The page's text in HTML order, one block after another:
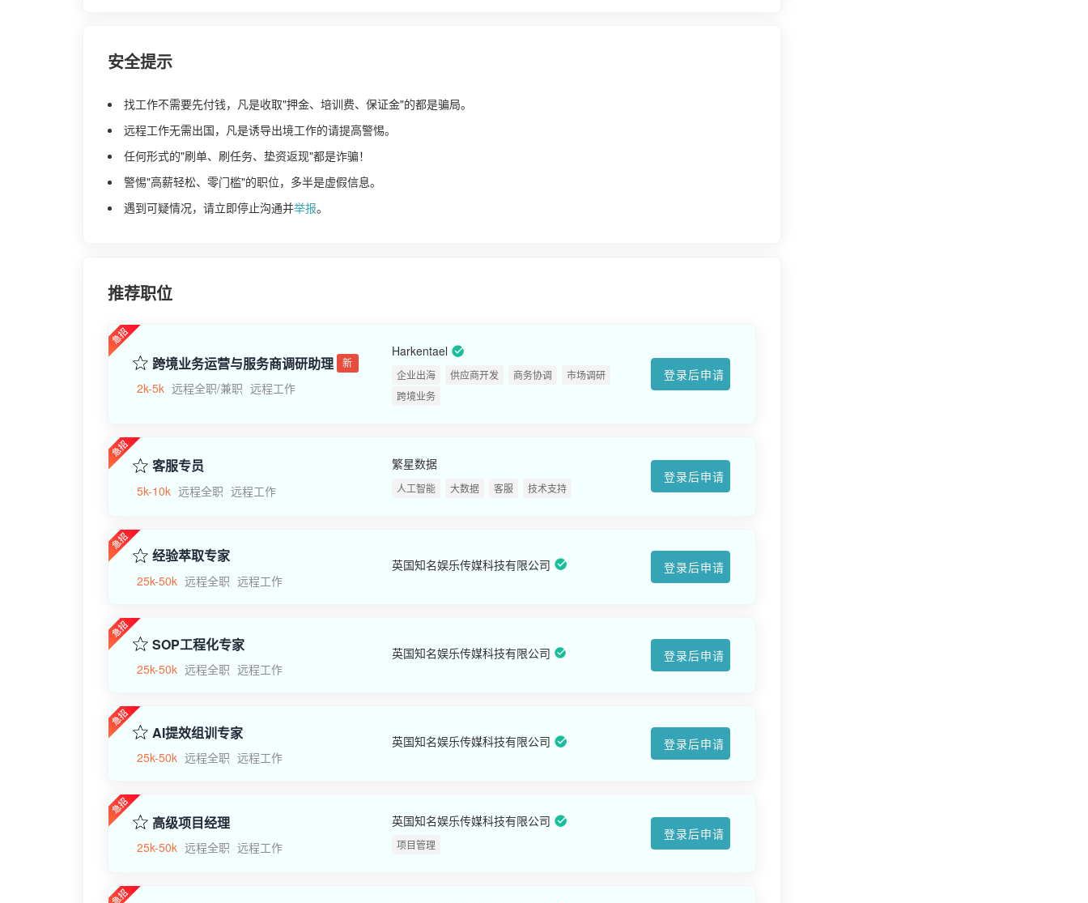
安全提示
找工作不需要先付钱，凡是收取"押金、培训费、保证金"的都是骗局。
远程工作无需出国，凡是诱导出境工作的请提高警惕。
任何形式的"刷单、刷任务、垫资返现"都是诈骗！
警惕"高薪轻松、零门槛"的职位，多半是虚假信息。
遇到可疑情况，请立即停止沟通并举报。
推荐职位
跨境业务运营与服务商调研助理 新
2k-5k 远程全职/兼职 远程工作
Harkentael
企业出海 供应商开发 商务协调
市场调研
跨境业务
登录后申请
客服专员
5k-10k 远程全职 远程工作
繁星数据
人工智能 大数据 客服 技术支持
登录后申请
经验萃取专家
25k-50k 远程全职 远程工作
英国知名娱乐传媒科技有限公司 登录后申请
SOP工程化专家
25k-50k 远程全职 远程工作
英国知名娱乐传媒科技有限公司 登录后申请
AI提效组训专家
25k-50k 远程全职 远程工作
英国知名娱乐传媒科技有限公司 登录后申请
高级项目经理
25k-50k 远程全职 远程工作
英国知名娱乐传媒科技有限公司
项目管理
登录后申请